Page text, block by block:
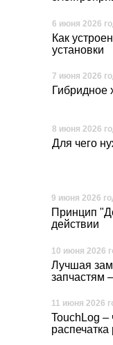
Как
установки
6 июня 2026
Гибридное
7 июня 2026
Для чего
8 июня 2026
Принцип
действии
9 июня 2026
Лучшая
запчастям
10 июня 2026
TouchLog –
распечатка
11 июня 2026